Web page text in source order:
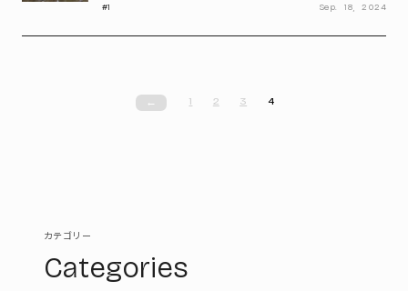
#1 Sep. 18, 2024
← 1 2 3 4
カテゴリー
Categories